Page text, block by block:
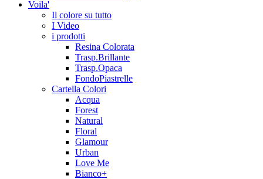
Voila'
Il colore su tutto
I Video
i prodotti
Resina Colorata
Trasp.Brillante
Trasp.Opaca
FondoPiastrelle
Cartella Colori
Acqua
Forest
Natural
Floral
Glamour
Urban
Love Me
Bianco+